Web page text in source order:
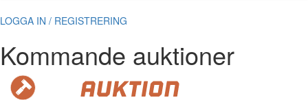
LOGGA IN / REGISTRERING
Kommande auktioner